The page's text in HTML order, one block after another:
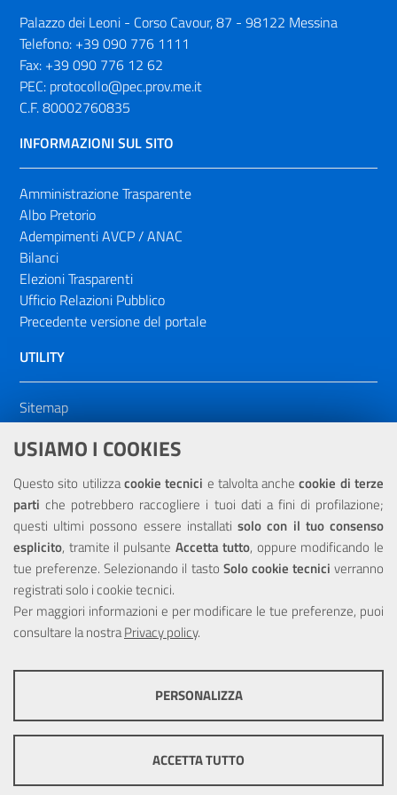
USIAMO I COOKIES
Questo sito utilizzacookie tecnici e talvolta anchecookie di terze
parti che potrebbero raccogliere i tuoi dati a fini di profilazione;
questi ultimi possono essere installatisolo con il tuo consenso
esplicito, tramite il pulsante Accetta tutto, oppure modificando le
tue preferenze. Selezionando il tasto Solo cookie tecnici verranno
registrati solo i cookie tecnici.
Per maggiori informazioni e per modificare le tue preferenze, puoi
consultare la nostraPrivacy policy.
ottimale per ogni utente. Essi non raccolgono i tuoi dati e le tue
informazioni di navigazione per scopi di marketing e profilazione, e
PERSONALIZZA
ACCETTA TUTTO
Palazzo dei Leoni - Corso Cavour, 87 - 98122 Messina
Telefono: +39 090 776 1111
Fax: +39 090 776 12 62
PEC: protocollo@pec.prov.me.it
C.F. 80002760835
INFORMAZIONI SUL SITO
Amministrazione Trasparente
Albo Pretorio
Adempimenti AVCP / ANAC
Bilanci
Elezioni Trasparenti
Ufficio Relazioni Pubblico
Precedente versione del portale
UTILITY
Sitemap
Dichiarazione di accessibilità
NOTE LEGALI
Privacy
Portale realizzato con la partecipazione finanziaria dell'Unione
Europea tramite i fondi del POR Sicilia 2000/2006 Misura 6.05 -